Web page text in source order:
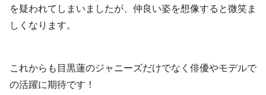
を疑われてしまいましたが、仲良い姿を想像すると微笑ま
しくなります。
これからも目黒蓮のジャニーズだけでなく俳優やモデルで
の活躍に期待です！